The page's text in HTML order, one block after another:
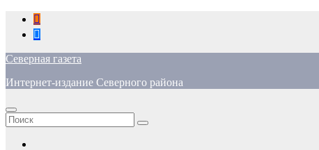
Перейти
содержимому
Северная газета
Интернет-издание Северного района